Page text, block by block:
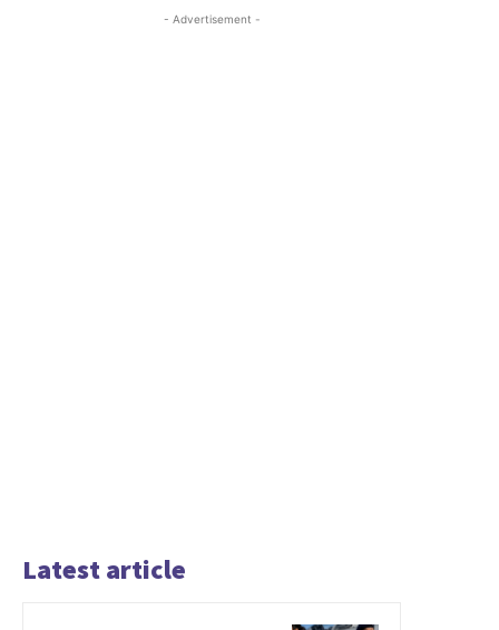
- Advertisement -
Latest article